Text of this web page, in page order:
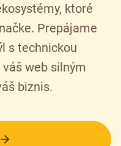
ktoré
Prepájame
s technickou
web silným
biznis.